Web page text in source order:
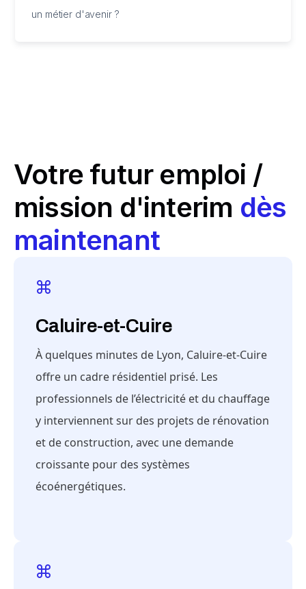
un métier d'avenir ?
Votre futur emploi /
mission d'interim dès
maintenant
Caluire-et-Cuire
À quelques minutes de Lyon, Caluire-et-Cuire
offre un cadre résidentiel prisé. Les
professionnels de l’électricité et du chauffage
y interviennent sur des projets de rénovation
et de construction, avec une demande
croissante pour des systèmes
écoénergétiques.